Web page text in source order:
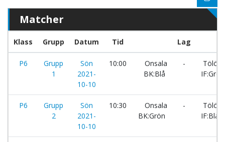
Matcher
Klass Grupp Datum Tid Lag
P6
Grupp
1
Sön
2021-
10-10
10:00
Onsala
BK:Blå
-
Tölö
IF:Grön
P6
Grupp
2
Sön
2021-
10-10
10:30
Onsala
BK:Grön
-
Tölö
IF:Blå